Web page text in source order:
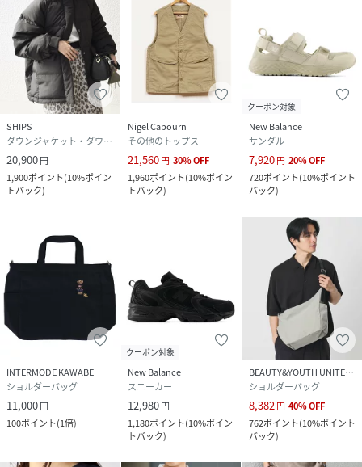
品番
RZ7443_114710380
114710380-78-02 RZ7443
SHIPS
ダウンジャケット・ダウンベスト
20,900円
1,900ポイント(10%ポイン
トバック)
Nigel Cabourn
その他のトップス
21,560円 30%OFF
1,960ポイント(10%ポイン
トバック)
クーポン対象
New Balance
サンダル
7,920円 20%OFF
720ポイント(10%ポイント
バック)
INTERMODE KAWABE
ショルダーバッグ
11,000円
100ポイント(1倍)
クーポン対象
New Balance
スニーカー
12,980円
1,180ポイント(10%ポイン
トバック)
BEAUTY&YOUTH UNITED ARROWS
ショルダーバッグ
8,382円 40%OFF
762ポイント(10%ポイント
バック)